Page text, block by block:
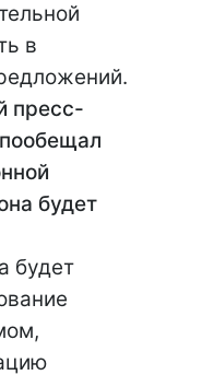
в
пресс-
будет
будет